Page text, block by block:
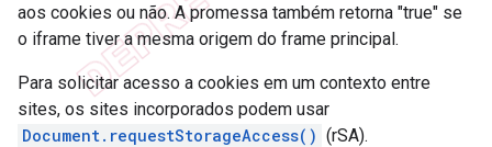
aos cookies ou não. A promessa também retorna "true" se
o iframe tiver a mesma origem do frame principal.
Para solicitar acesso a cookies em um contexto entre
sites, os sites incorporados podem usar
Document.requestStorageAccess() (rSA).